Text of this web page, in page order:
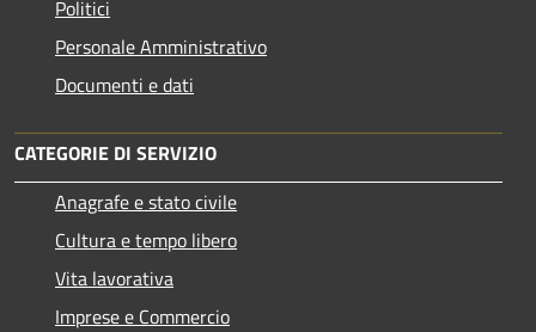
Politici
Personale Amministrativo
Documenti e dati
CATEGORIE DI SERVIZIO
Anagrafe e stato civile
Cultura e tempo libero
Vita lavorativa
Imprese e Commercio